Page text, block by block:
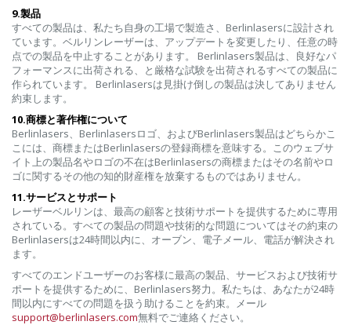
9.製品
すべての製品は、私たち自身の工場で製造さ、Berlinlasersに設計され
ています。ベルリンレーザーは、アップデートを変更したり、任意の時
点での製品を中止することがあります。 Berlinlasers製品は、良好なパ
フォーマンスに出荷される、と厳格な試験を出荷されるすべての製品に
作られています。 Berlinlasersは見掛け倒しの製品は決してありません
約束します。
10.商標と著作権について
Berlinlasers、Berlinlasersロゴ、およびBerlinlasers製品はどちらかこ
こには、商標またはBerlinlasersの登録商標を意味する。このウェブサ
イト上の製品名やロゴの不在はBerlinlasersの商標またはその名前やロ
ゴに関するその他の知的財産権を放棄するものではありません。
11.サービスとサポート
レーザーベルリンは、最高の顧客と技術サポートを提供するために専用
されている。すべての製品の問題や技術的な問題についてはその約束の
Berlinlasersは24時間以内に、オーブン、電子メール、電話が解決され
ます。
すべてのエンドユーザーのお客様に最高の製品、サービスおよび技術サ
ポートを提供するために、Berlinlasers努力。私たちは、あなたが24時
間以内にすべての問題を扱う助けることを約束。メール
support@berlinlasers.com無料でご連絡ください。